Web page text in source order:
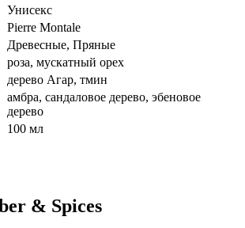
Унисекс
Pierre Montale
Древесные, Пряные
роза, мускатный орех
дерево Агар, тмин
амбра, сандаловое дерево, эбеновое
дерево
100 мл
& Spices